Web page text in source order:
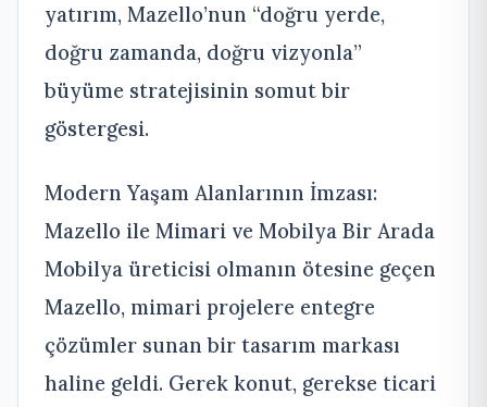
yatırım, Mazello’nun “doğru yerde,
doğru zamanda, doğru vizyonla”
büyüme stratejisinin somut bir
göstergesi.
Modern Yaşam Alanlarının İmzası:
Mazello ile Mimari ve Mobilya Bir Arada
Mobilya üreticisi olmanın ötesine geçen
Mazello, mimari projelere entegre
çözümler sunan bir tasarım markası
haline geldi. Gerek konut, gerekse ticari